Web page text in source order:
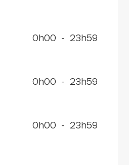
0h00 - 23h59
0h00 - 23h59
0h00 - 23h59